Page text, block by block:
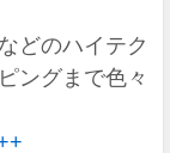
どのハイテク
ングまで色々